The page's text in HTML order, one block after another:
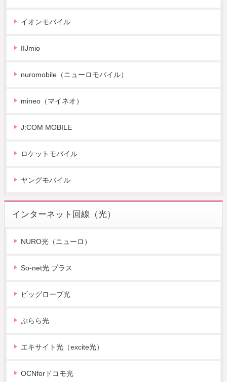
イオンモバイル
IIJmio
nuromobile（ニューロモバイル）
mineo（マイネオ）
J:COM MOBILE
ロケットモバイル
ヤングモバイル
インターネット回線（光）
NURO光（ニューロ）
So-net光 プラス
ビッグローブ光
ぷらら光
エキサイト光（excite光）
OCNforドコモ光